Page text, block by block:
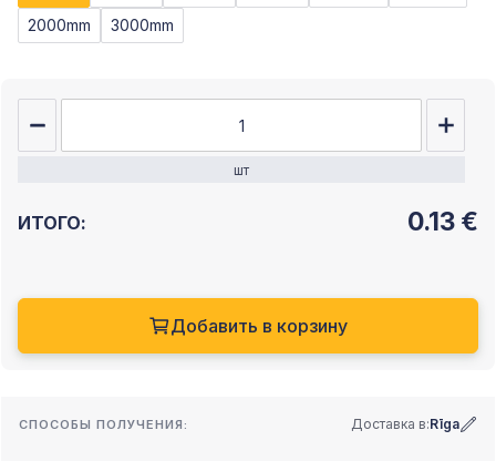
2000mm
3000mm
шт
ИТОГО: 0.13 €
Добавить в корзину
СПОСОБЫ ПОЛУЧЕНИЯ: Доставка в:Rīga